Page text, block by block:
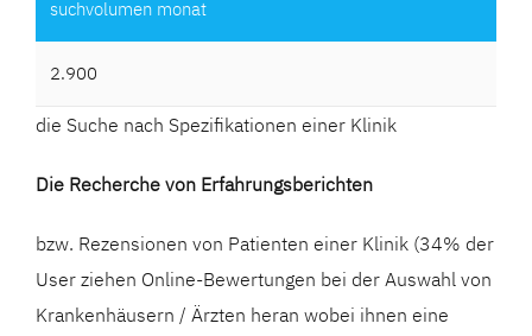
2.900
die Suche nach Spezifikationen einer Klinik
Die Recherche von Erfahrungsberichten
bzw. Rezensionen von Patienten einer Klinik (34% der
User ziehen Online-Bewertungen bei der Auswahl von
Krankenhäusern / Ärzten heran wobei ihnen eine